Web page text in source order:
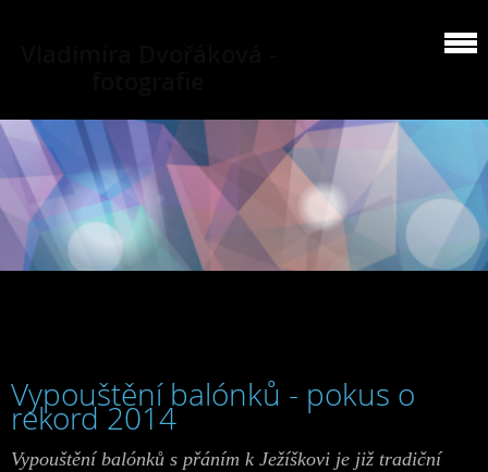
Vypouštění balónků - pokus o
rekord 2014
Vypouštění balónků s přáním k Ježíškovi je již tradiční